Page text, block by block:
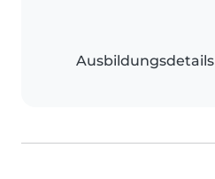
Ausbildungsdetails